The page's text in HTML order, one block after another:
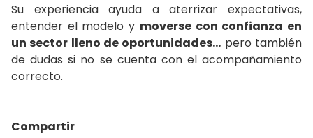
Su experiencia ayuda a aterrizar expectativas,
entender el modelo y moverse con confianza en
un sector lleno de oportunidades… pero también
de dudas si no se cuenta con el acompañamiento
correcto.
Compartir